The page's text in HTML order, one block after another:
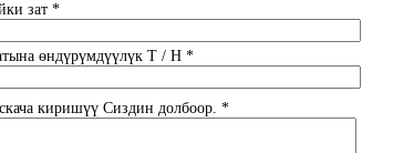
зат *
өндүрүмдүүлүк T / H *
киришүү Сиздин долбоор. *